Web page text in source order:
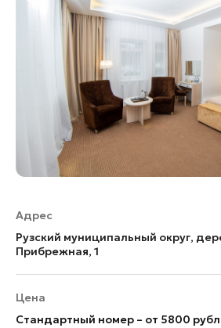
Адрес
Рузский муниципальный округ,
Прибрежная, 1
Цена
Стандартный номер – от 5800